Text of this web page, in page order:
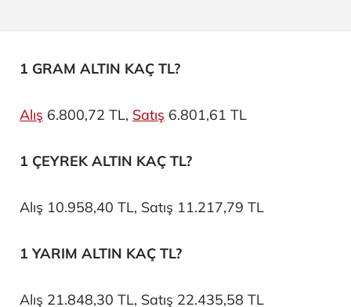
1 GRAM ALTIN KAÇ TL?
Alış 6.800,72 TL, Satış 6.801,61 TL
1 ÇEYREK ALTIN KAÇ TL?
Alış 10.958,40 TL, Satış 11.217,79 TL
1 YARIM ALTIN KAÇ TL?
Alış 21.848,30 TL, Satış 22.435,58 TL